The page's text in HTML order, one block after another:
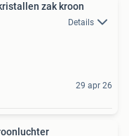
zak kroon
Details
29 apr 26